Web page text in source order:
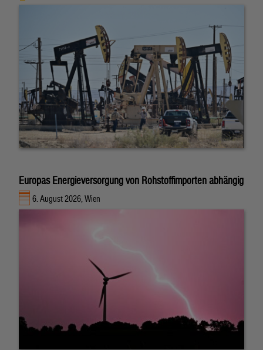
Europas Energieversorgung von Rohstoffimporten abhängig
6. August 2026, Wien